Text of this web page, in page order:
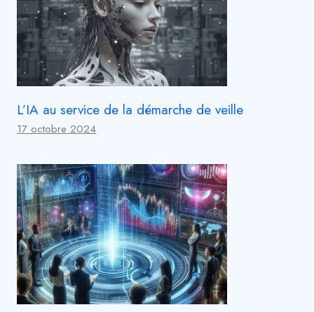
L’IA au service de la démarche de veille
17 octobre 2024